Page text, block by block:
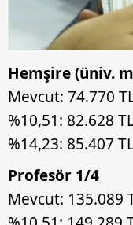
Hemşire (üniv.
Mevcut: 74.770
%10,51: 82.628
%14,23: 85.407
Profesör 1/4
Mevcut: 135.089